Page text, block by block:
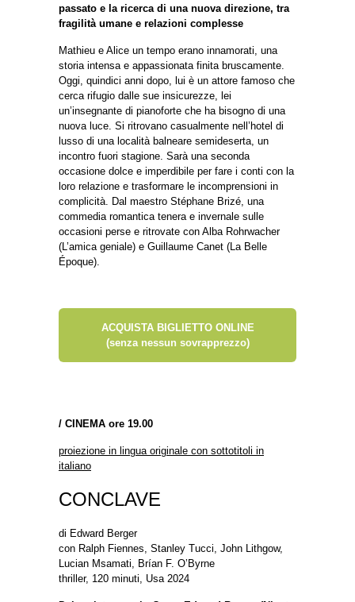
passato e la ricerca di una nuova direzione, tra
fragilità umane e relazioni complesse
Mathieu e Alice un tempo erano innamorati, una
storia intensa e appassionata finita bruscamente.
Oggi, quindici anni dopo, lui è un attore famoso che
cerca rifugio dalle sue insicurezze, lei
un’insegnante di pianoforte che ha bisogno di una
nuova luce. Si ritrovano casualmente nell’hotel di
lusso di una località balneare semideserta, un
incontro fuori stagione. Sarà una seconda
occasione dolce e imperdibile per fare i conti con la
loro relazione e trasformare le incomprensioni in
complicità. Dal maestro Stéphane Brizé, una
commedia romantica tenera e invernale sulle
occasioni perse e ritrovate con Alba Rohrwacher
(L’amica geniale) e Guillaume Canet (La Belle
Époque).
ACQUISTA BIGLIETTO ONLINE
(senza nessun sovrapprezzo)
/ CINEMA ore 19.00
proiezione in lingua originale con sottotitoli in
italiano
CONCLAVE
di Edward Berger
con Ralph Fiennes, Stanley Tucci, John Lithgow,
Lucian Msamati, Brían F. O’Byrne
thriller, 120 minuti, Usa 2024